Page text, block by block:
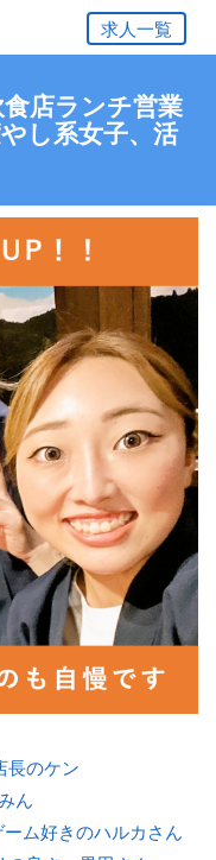
求人一覧
食店ランチ営業
し系女子、活
長のケン
ん
ム好きのハルカさん